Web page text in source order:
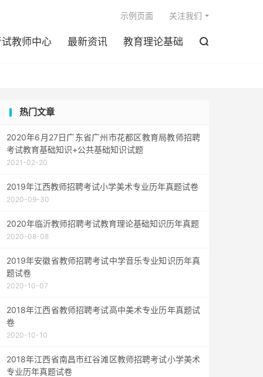
教师中心 最新资讯 教育理论基础 
示例页面 关注我们
热门文章
2020年6月27日广东省广州市花都区教育局教师招聘
考试教育基础知识+公共基础知识试题
2021-02-20
2019年江西教师招聘考试小学美术专业历年真题试卷
2020-09-30
2020年临沂教师招聘考试教育理论基础知识历年真题
2020-08-08
2019年安徽省教师招聘考试中学音乐专业知识历年真
题试卷
2020-10-07
2018年江西省教师招聘考试高中美术专业历年真题试
卷
2020-10-10
2018年江西省南昌市红谷滩区教师招聘考试小学美术
专业历年真题试卷